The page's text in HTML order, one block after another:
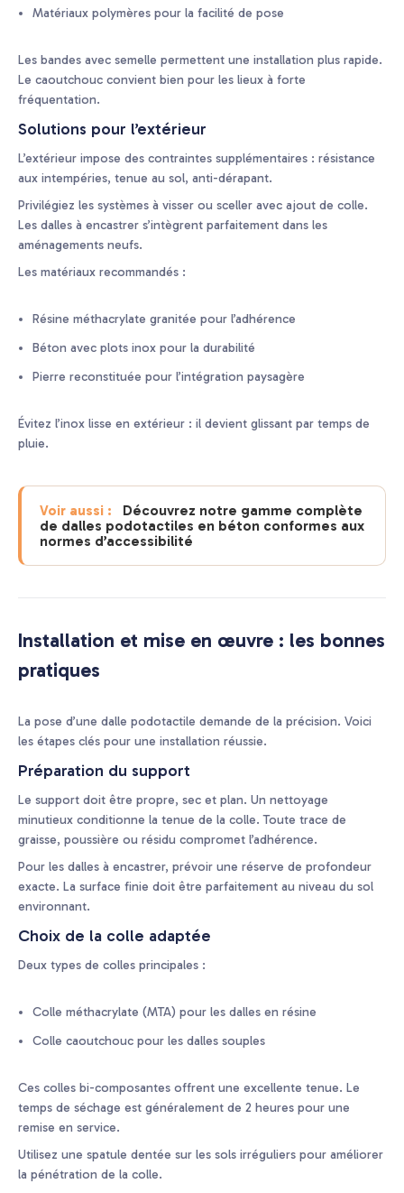
Matériaux polymères pour la facilité de pose
Les bandes avec semelle permettent une installation plus rapide.
Le caoutchouc convient bien pour les lieux à forte
fréquentation.
Solutions pour l’extérieur
L’extérieur impose des contraintes supplémentaires : résistance
aux intempéries, tenue au sol, anti-dérapant.
Privilégiez les systèmes à visser ou sceller avec ajout de colle.
Les dalles à encastrer s’intègrent parfaitement dans les
aménagements neufs.
Les matériaux recommandés :
Résine méthacrylate granitée pour l’adhérence
Béton avec plots inox pour la durabilité
Pierre reconstituée pour l’intégration paysagère
Évitez l’inox lisse en extérieur : il devient glissant par temps de
pluie.
Voir aussi :
Découvrez notre gamme complète
de dalles podotactiles en béton conformes aux
normes d’accessibilité
Installation et mise en œuvre : les bonnes
pratiques
La pose d’une dalle podotactile demande de la précision. Voici
les étapes clés pour une installation réussie.
Préparation du support
Le support doit être propre, sec et plan. Un nettoyage
minutieux conditionne la tenue de la colle. Toute trace de
graisse, poussière ou résidu compromet l’adhérence.
Pour les dalles à encastrer, prévoir une réserve de profondeur
exacte. La surface finie doit être parfaitement au niveau du sol
environnant.
Choix de la colle adaptée
Deux types de colles principales :
Colle méthacrylate (MTA) pour les dalles en résine
Colle caoutchouc pour les dalles souples
Ces colles bi-composantes offrent une excellente tenue. Le
temps de séchage est généralement de 2 heures pour une
remise en service.
Utilisez une spatule dentée sur les sols irréguliers pour améliorer
la pénétration de la colle.